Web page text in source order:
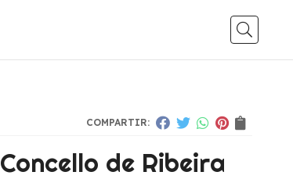
Buscar
COMPARTIR:
de Ribeira